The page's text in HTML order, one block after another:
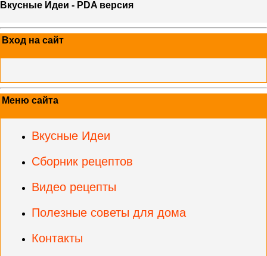
Вкусные Идеи - PDA версия
Вход на сайт
Меню сайта
Вкусные Идеи
Сборник рецептов
Видео рецепты
Полезные советы для дома
Контакты